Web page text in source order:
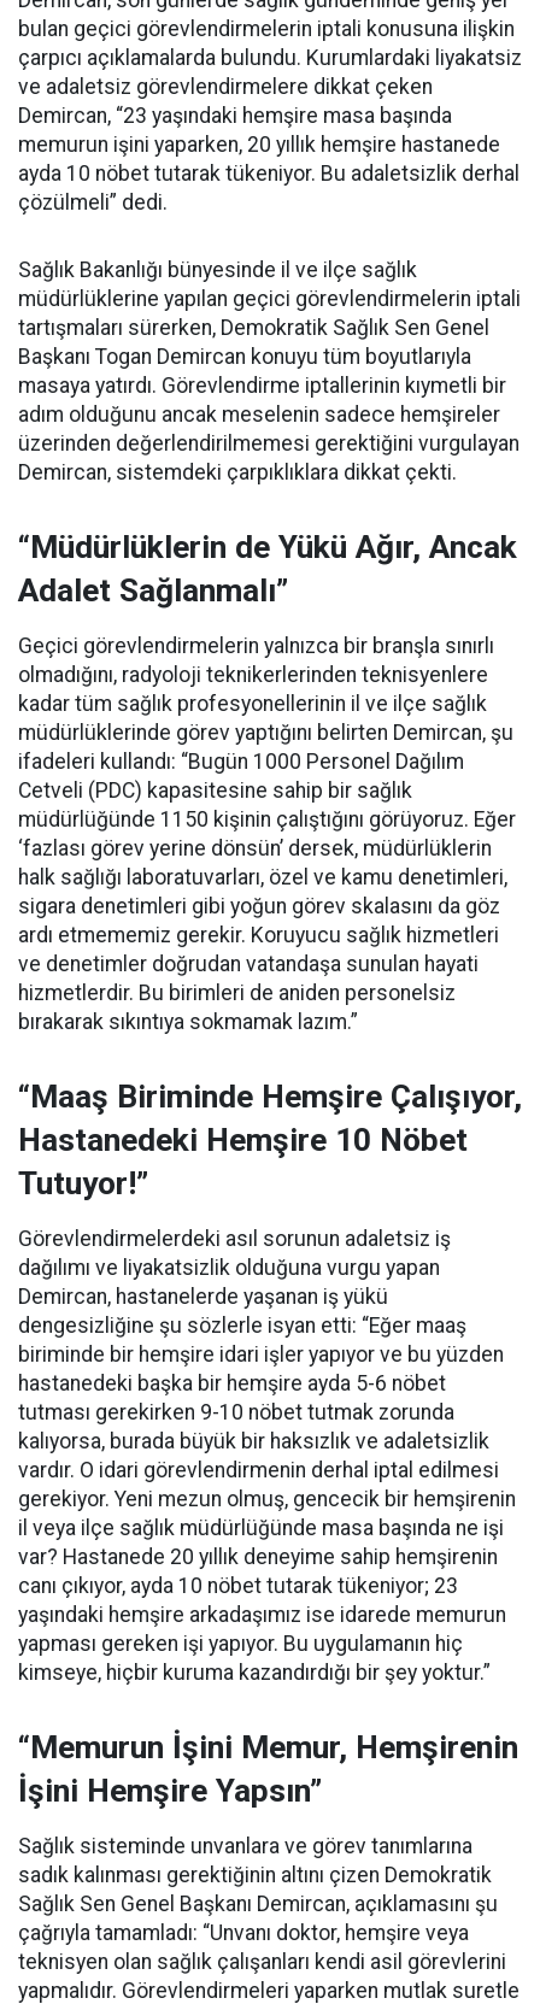
bulan geçici görevlendirmelerin iptali konusuna ilişkin
çarpıcı açıklamalarda bulundu. Kurumlardaki liyakatsiz
ve adaletsiz görevlendirmelere dikkat çeken
Demircan, “23 yaşındaki hemşire masa başında
memurun işini yaparken, 20 yıllık hemşire hastanede
ayda 10 nöbet tutarak tükeniyor. Bu adaletsizlik derhal
çözülmeli” dedi.
Sağlık Bakanlığı bünyesinde il ve ilçe sağlık
müdürlüklerine yapılan geçici görevlendirmelerin iptali
tartışmaları sürerken, Demokratik Sağlık Sen Genel
Başkanı Togan Demircan konuyu tüm boyutlarıyla
masaya yatırdı. Görevlendirme iptallerinin kıymetli bir
adım olduğunu ancak meselenin sadece hemşireler
üzerinden değerlendirilmemesi gerektiğini vurgulayan
Demircan, sistemdeki çarpıklıklara dikkat çekti.
“Müdürlüklerin de Yükü Ağır, Ancak
Adalet Sağlanmalı”
Geçici görevlendirmelerin yalnızca bir branşla sınırlı
olmadığını, radyoloji teknikerlerinden teknisyenlere
kadar tüm sağlık profesyonellerinin il ve ilçe sağlık
müdürlüklerinde görev yaptığını belirten Demircan, şu
ifadeleri kullandı: “Bugün 1000 Personel Dağılım
Cetveli (PDC) kapasitesine sahip bir sağlık
müdürlüğünde 1150 kişinin çalıştığını görüyoruz. Eğer
‘fazlası görev yerine dönsün’ dersek, müdürlüklerin
halk sağlığı laboratuvarları, özel ve kamu denetimleri,
sigara denetimleri gibi yoğun görev skalasını da göz
ardı etmememiz gerekir. Koruyucu sağlık hizmetleri
ve denetimler doğrudan vatandaşa sunulan hayati
hizmetlerdir. Bu birimleri de aniden personelsiz
bırakarak sıkıntıya sokmamak lazım.”
“Maaş Biriminde Hemşire Çalışıyor,
Hastanedeki Hemşire 10 Nöbet
Tutuyor!”
Görevlendirmelerdeki asıl sorunun adaletsiz iş
dağılımı ve liyakatsizlik olduğuna vurgu yapan
Demircan, hastanelerde yaşanan iş yükü
dengesizliğine şu sözlerle isyan etti: “Eğer maaş
biriminde bir hemşire idari işler yapıyor ve bu yüzden
hastanedeki başka bir hemşire ayda 5-6 nöbet
tutması gerekirken 9-10 nöbet tutmak zorunda
kalıyorsa, burada büyük bir haksızlık ve adaletsizlik
vardır. O idari görevlendirmenin derhal iptal edilmesi
gerekiyor. Yeni mezun olmuş, gencecik bir hemşirenin
il veya ilçe sağlık müdürlüğünde masa başında ne işi
var? Hastanede 20 yıllık deneyime sahip hemşirenin
canı çıkıyor, ayda 10 nöbet tutarak tükeniyor; 23
yaşındaki hemşire arkadaşımız ise idarede memurun
yapması gereken işi yapıyor. Bu uygulamanın hiç
kimseye, hiçbir kuruma kazandırdığı bir şey yoktur.”
“Memurun İşini Memur, Hemşirenin
İşini Hemşire Yapsın”
Sağlık sisteminde unvanlara ve görev tanımlarına
sadık kalınması gerektiğinin altını çizen Demokratik
Sağlık Sen Genel Başkanı Demircan, açıklamasını şu
çağrıyla tamamladı: “Unvanı doktor, hemşire veya
teknisyen olan sağlık çalışanları kendi asil görevlerini
yapmalıdır. Görevlendirmeleri yaparken mutlak suretle